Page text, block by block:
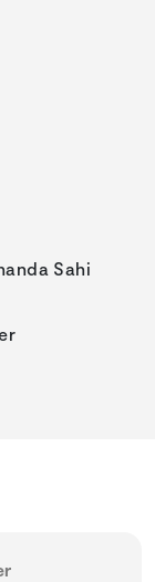
Sahi